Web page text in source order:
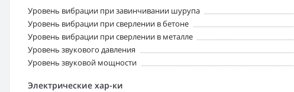
Уровень вибрации при завинчивании шурупа
Уровень вибрации при сверлении в бетоне
Уровень вибрации при сверлении в металле
Уровень звукового давления
Уровень звуковой мощности
Электрические хар-ки